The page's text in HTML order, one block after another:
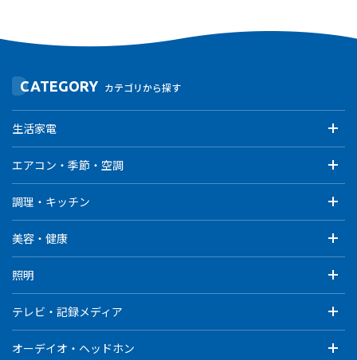
CATEGORY カテゴリから探す
生活家電
エアコン・季節・空調
調理・キッチン
美容・健康
照明
テレビ・記録メディア
オーデイオ・ヘッドホン